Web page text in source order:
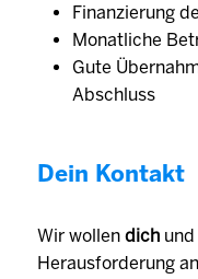
Finanzierung
Monatliche
Gute
Abschluss
Dein Kontakt
Wir wollen dich
Herausforderung